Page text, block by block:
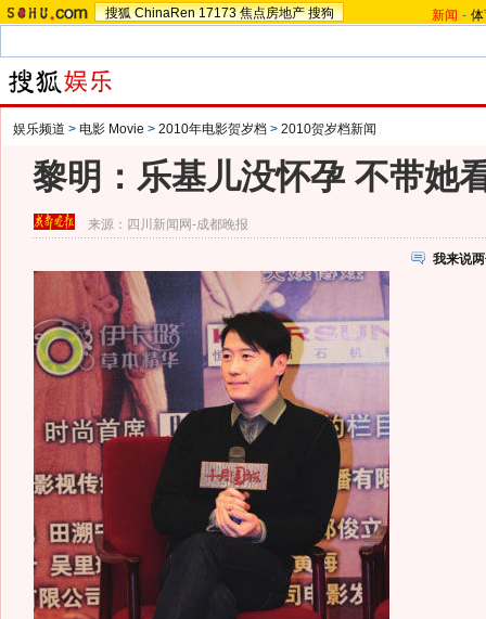
搜狐 ChinaRen 17173 焦点房地产 搜狗 新闻 -
娱乐频道 > 电影 Movie > 2010年电影贺岁档 > 2010贺岁档新闻
黎明：乐基儿没怀孕 不带她
来源： 四川新闻网-成都晚报
我来说